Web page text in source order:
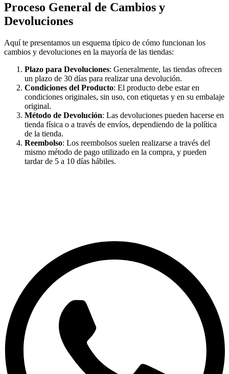
Proceso General de Cambios y
Devoluciones
Aquí te presentamos un esquema típico de cómo funcionan los
cambios y devoluciones en la mayoría de las tiendas:
Plazo para Devoluciones: Generalmente, las tiendas ofrecen
un plazo de 30 días para realizar una devolución.
Condiciones del Producto: El producto debe estar en
condiciones originales, sin uso, con etiquetas y en su embalaje
original.
Método de Devolución: Las devoluciones pueden hacerse en
tienda física o a través de envíos, dependiendo de la política
de la tienda.
Reembolso: Los reembolsos suelen realizarse a través del
mismo método de pago utilizado en la compra, y pueden
tardar de 5 a 10 días hábiles.